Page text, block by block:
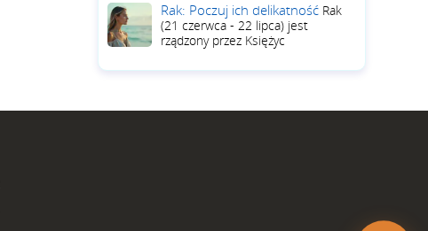
Rak: Poczuj ich delikatność Rak
(21 czerwca - 22 lipca) jest
rządzony przez Księżyc